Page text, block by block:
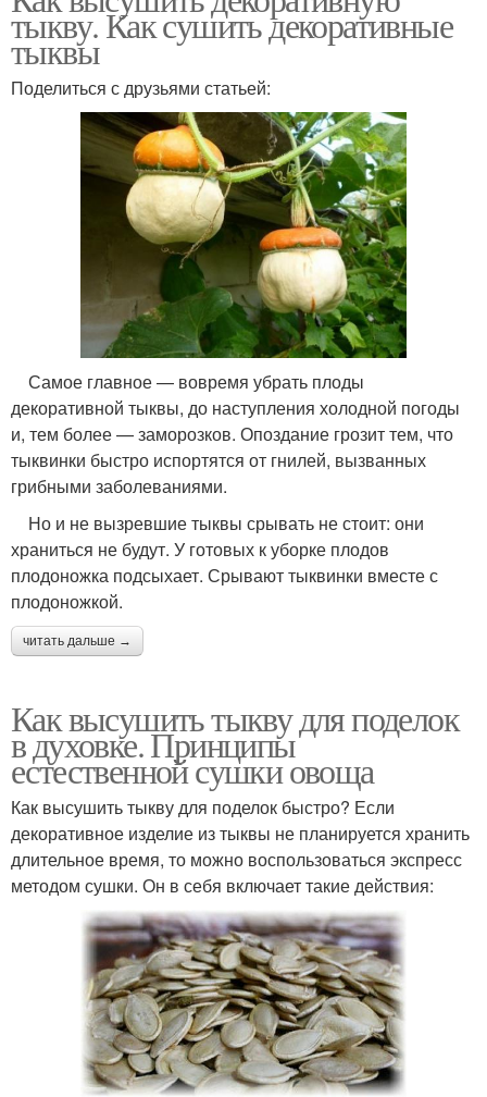
тыкву. Как сушить декоративные
тыквы
Поделиться с друзьями статьей:
Самое главное — вовремя убрать плоды
декоративной тыквы, до наступления холодной погоды
и, тем более — заморозков. Опоздание грозит тем, что
тыквинки быстро испортятся от гнилей, вызванных
грибными заболеваниями.
Но и не вызревшие тыквы срывать не стоит: они
храниться не будут. У готовых к уборке плодов
плодоножка подсыхает. Срывают тыквинки вместе с
плодоножкой.
читать дальше →
Как высушить тыкву для поделок
в духовке. Принципы
естественной сушки овоща
Как высушить тыкву для поделок быстро? Если
декоративное изделие из тыквы не планируется хранить
длительное время, то можно воспользоваться экспресс
методом сушки. Он в себя включает такие действия: